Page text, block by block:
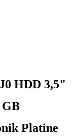
HDD 3,5"
Platine